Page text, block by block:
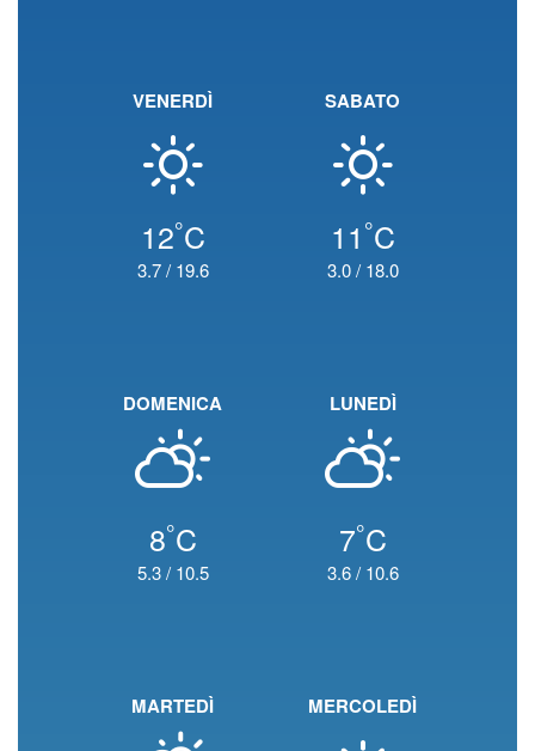
VENERDÌ
12°C
3.7/ 19.6
SABATO
11 °C
3.0/ 18.0
DOMENICA
8°C
5.3/ 10.5
LUNEDÌ
7°C
3.6/ 10.6
MARTEDÌ MERCOLEDÌ